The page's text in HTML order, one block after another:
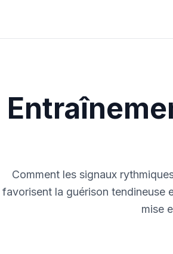
Comment les signaux
favorisent la guérison
mise